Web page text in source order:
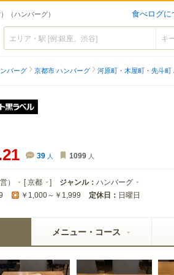
（ハンバーグ） 食べログに
べログ
バーグ 京都市 ハンバーグ 河原町・木屋町・先斗町
39 人 1099 人
） [京都 ] ジャンル： ハンバーグ
￥1,000～￥1,999 定休日： 日曜日
メニュー・コース